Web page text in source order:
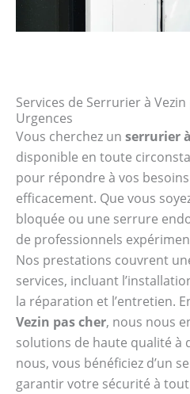
Services de Serrurier à
Urgences
Vous cherchez un serrurier
disponible en toute
pour répondre à vos
efficacement. Que vous
bloquée ou une serrure
de professionnels
Nos prestations couvrent
services, incluant
la réparation et l’entretien.
Vezin pas cher, nous nous
solutions de haute qualité à
nous, vous bénéficiez d’un
garantir votre sécurité à